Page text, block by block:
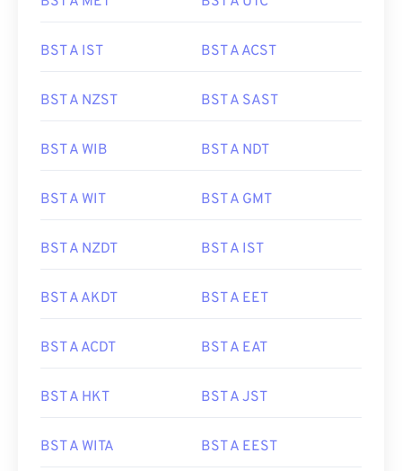
BST A IST BST A ACST
BST A NZST BST A SAST
BST A WIB BST A NDT
BST A WIT BST A GMT
BST A NZDT BST A IST
BST A AKDT BST A EET
BST A ACDT BST A EAT
BST A HKT BST A JST
BST A WITA BST A EEST